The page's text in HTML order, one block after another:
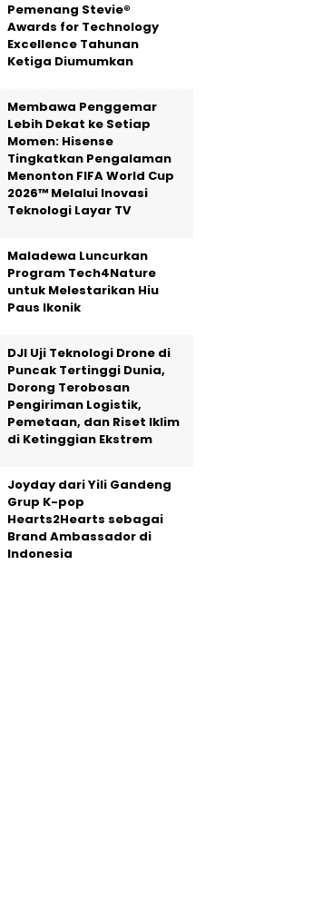
Pemenang Stevie®
Awards for Technology
Excellence Tahunan
Ketiga Diumumkan
Membawa Penggemar
Lebih Dekat ke Setiap
Momen: Hisense
Tingkatkan Pengalaman
Menonton FIFA World Cup
2026™ Melalui Inovasi
Teknologi Layar TV
Maladewa Luncurkan
Program Tech4Nature
untuk Melestarikan Hiu
Paus Ikonik
DJI Uji Teknologi Drone di
Puncak Tertinggi Dunia,
Dorong Terobosan
Pengiriman Logistik,
Pemetaan, dan Riset Iklim
di Ketinggian Ekstrem
Joyday dari Yili Gandeng
Grup K-pop
Hearts2Hearts sebagai
Brand Ambassador di
Indonesia